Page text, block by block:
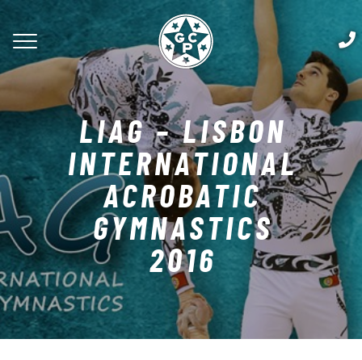
LIAG – LISBON
INTERNATIONAL
ACROBATIC
GYMNASTICS
2016